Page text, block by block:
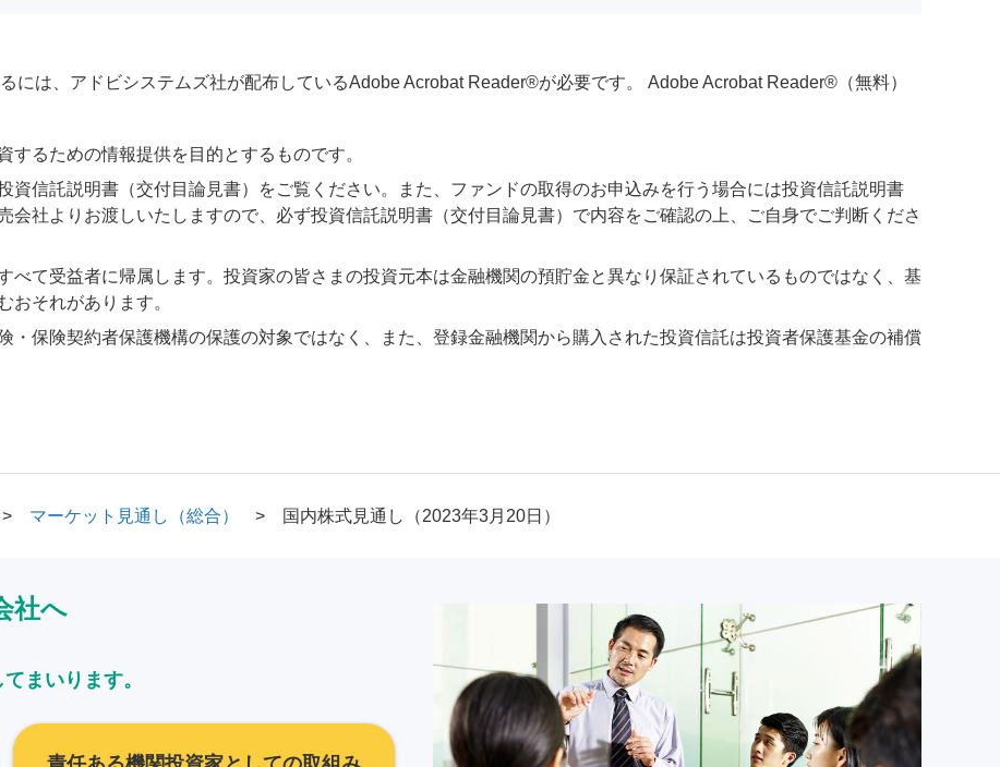
には、アドビシステムズ社が配布しているAdobe Acrobat Reader®が必要です。 Adobe Acrobat Reader®（無料）
るための情報提供を目的とするものです。
資信託説明書（交付目論見書）をご覧ください。また、ファンドの取得のお申込みを行う場合には投資信託説明書
会社よりお渡しいたしますので、必ず投資信託説明書（交付目論見書）で内容をご確認の上、ご自身でご判断くださ
べて受益者に帰属します。投資家の皆さまの投資元本は金融機関の預貯金と異なり保証されているものではなく、基
おそれがあります。
・保険契約者保護機構の保護の対象ではなく、また、登録金融機関から購入された投資信託は投資者保護基金の補償
マーケット見通し（総合） 国内株式見通し（2023年3月20日）
社へ
まいります。